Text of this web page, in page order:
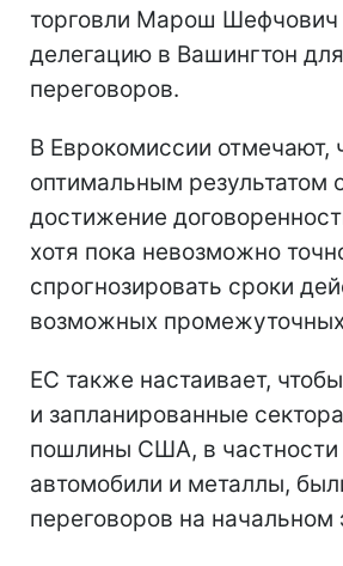
торговли Марош Шефчович
делегацию в Вашингтон
переговоров.
В Еврокомиссии отмечают,
оптимальным результатом
достижение
хотя пока невозможно
спрогнозировать сроки
возможных
ЕС также настаивает,
и запланированные
пошлины США, в частности
автомобили и металлы,
переговоров на начальном